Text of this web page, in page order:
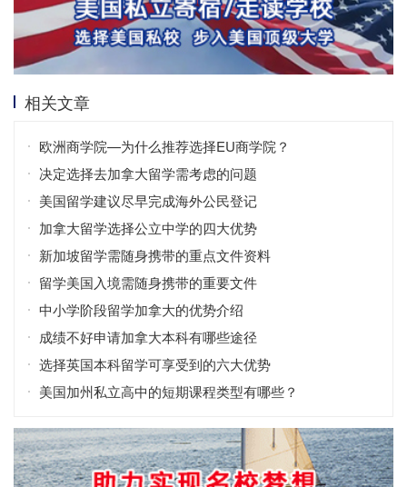
相关文章
欧洲商学院—为什么推荐选择EU商学院？
决定选择去加拿大留学需考虑的问题
美国留学建议尽早完成海外公民登记
加拿大留学选择公立中学的四大优势
新加坡留学需随身携带的重点文件资料
留学美国入境需随身携带的重要文件
中小学阶段留学加拿大的优势介绍
成绩不好申请加拿大本科有哪些途径
选择英国本科留学可享受到的六大优势
美国加州私立高中的短期课程类型有哪些？